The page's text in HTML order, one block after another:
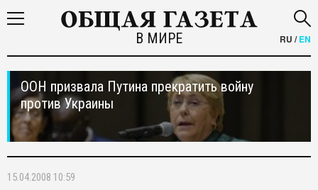
В МИРЕ RU /EN
ООН призвала Путина прекратить войну
против Украины
15.04.2008 10:59